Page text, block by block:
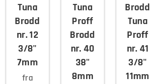
Tuna
Brodd
nr. 12
3/8"
7mm
fra
Tuna
Proff
Brodd
nr. 40
38"
8mm
Brodd
Tuna
Proff
nr. 41
3/8"
11mm